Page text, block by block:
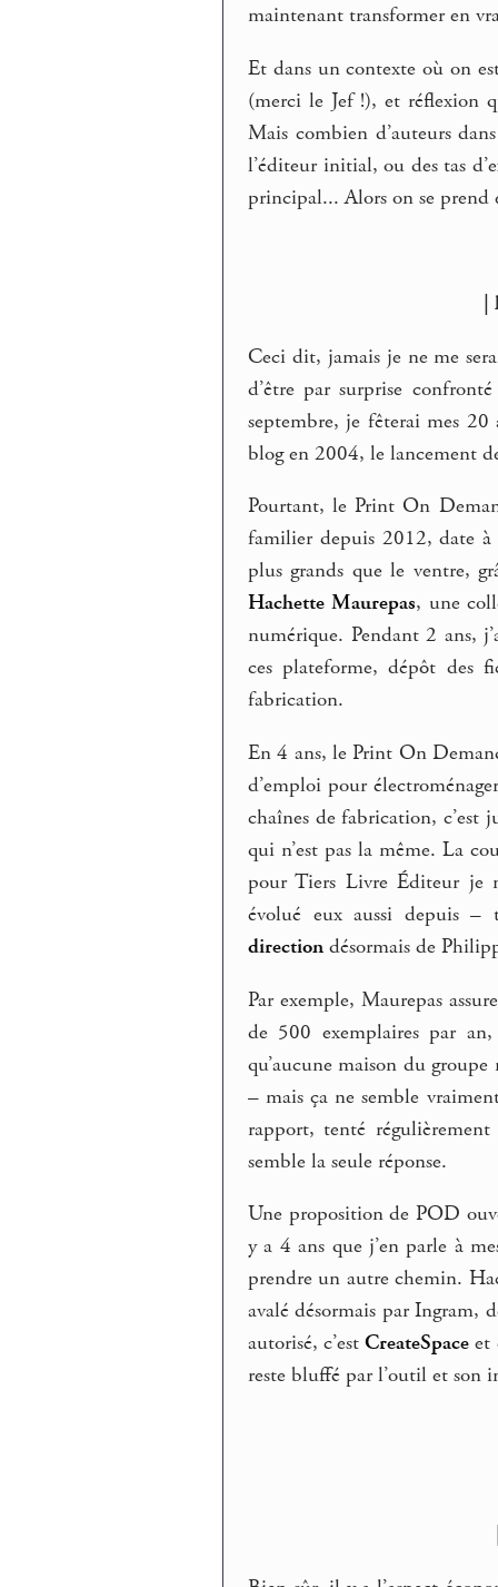
maintenant transformer en
Et dans un contexte où on
(merci le Jef !), et réflexion
Mais combien d’auteurs
l’éditeur initial, ou des tas
principal... Alors on se prend
Ceci dit, jamais je ne me
d’être par surprise
septembre, je fêterai mes
blog en 2004, le lancement
Pourtant, le Print On
familier depuis 2012, date à
plus grands que le ventre,
Hachette Maurepas, une
numérique. Pendant 2 ans,
ces plateforme, dépôt des
fabrication.
En 4 ans, le Print On
d’emploi pour
chaînes de fabrication, c’est
qui n’est pas la même. La
pour Tiers Livre Éditeur je
évolué eux aussi depuis –
direction désormais de
Par exemple, Maurepas
de 500 exemplaires par
qu’aucune maison du
– mais ça ne semble
rapport, tenté
semble la seule réponse.
Une proposition de POD
y a 4 ans que j’en parle à
prendre un autre chemin.
avalé désormais par Ingram,
autorisé, c’estCreateSpace et
reste bluffé par l’outil et son